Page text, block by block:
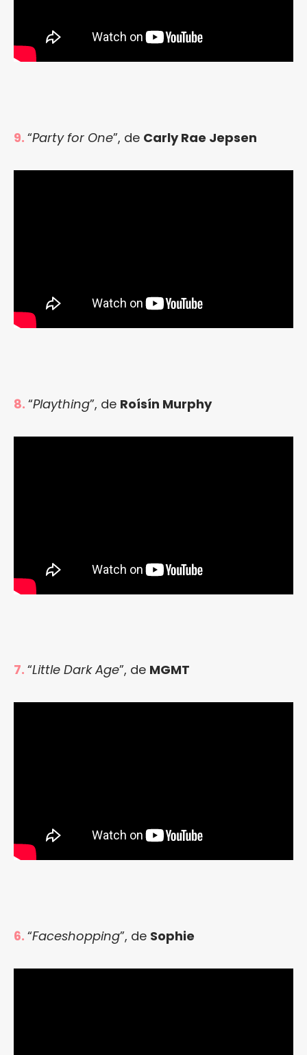
9. “Party for One”, de Carly Rae Jepsen
8. “Plaything”, de Roísín Murphy
7. “Little Dark Age”, de MGMT
6. “Faceshopping”, de Sophie